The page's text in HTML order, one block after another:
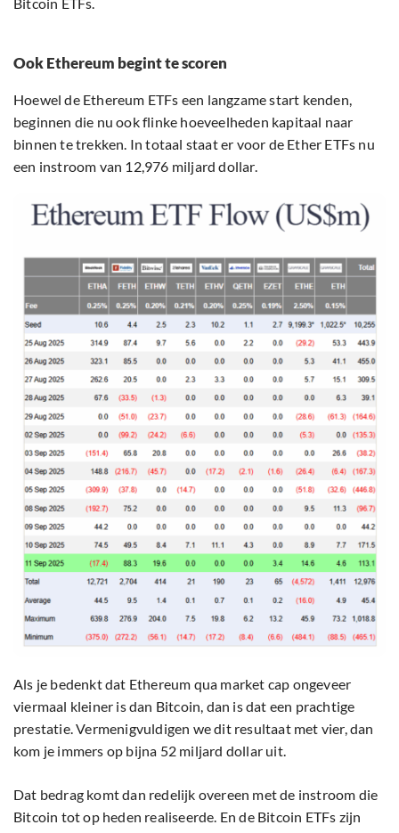
Ook Ethereum begint te scoren
Hoewel de Ethereum ETFs een langzame start kenden,
beginnen die nu ook flinke hoeveelheden kapitaal naar
binnen te trekken. In totaal staat er voor de Ether ETFs nu
een instroom van 12,976 miljard dollar.
Als je bedenkt dat Ethereum qua market cap ongeveer
viermaal kleiner is dan Bitcoin, dan is dat een prachtige
prestatie. Vermenigvuldigen we dit resultaat met vier, dan
kom je immers op bijna 52 miljard dollar uit.
Dat bedrag komt dan redelijk overeen met de instroom die
Bitcoin tot op heden realiseerde. En de Bitcoin ETFs zijn